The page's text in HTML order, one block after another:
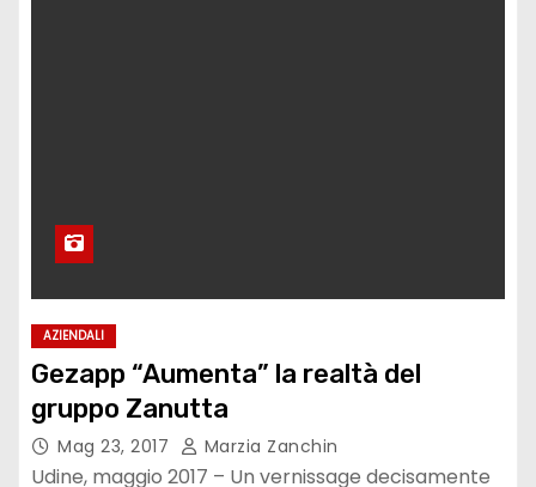
AZIENDALI
Gezapp “Aumenta” la realtà del
gruppo Zanutta
Mag 23, 2017 Marzia Zanchin
Udine, maggio 2017 – Un vernissage decisamente